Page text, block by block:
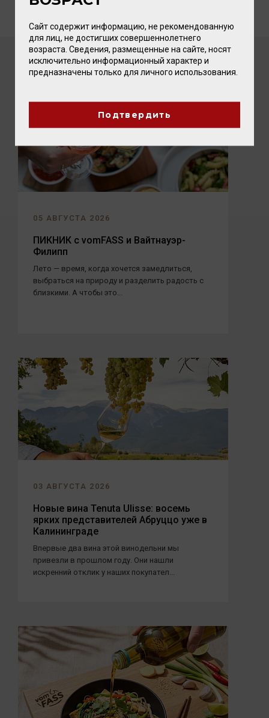
ПОСЛЕДНИЕ НОВОСТИ
05 АВГУСТА 2026
ПИКНИК с vomFASS и Вайтнауэр-
Филипп
Лето — время, когда хочется замедлиться,
выбраться на природу и разделить радость с
близкими. А чтобы это...
03 АВГУСТА 2026
Новые вина Tenuta Ulisse: восемь
ярких представителей Абруццо уже в
Калининграде
Впервые два вина этой винодельни мы
привезли в прошлом году. Они нашли
искренний отклик у наших покупател...
Сайт содержит информацию, не рекомендованную
для лиц, не достигших совершеннолетнего
возраста. Сведения, размещенные на сайте, носят
исключительно информационный характер и
предназначены только для личного использования.
Подтвердить